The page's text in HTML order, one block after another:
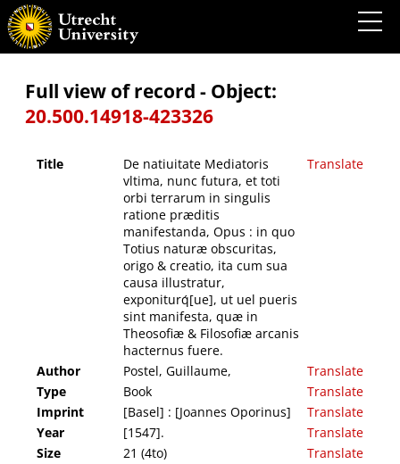
De natiuitate Mediatoris vltima, nunc futura, et toti orbi terrarum in singulis ratione
præditis manifestanda, Opus : in quo Totius naturæ obscuritas, origo & creatio, ita cum
sua causa illustratur, exponiturq́[ue], ut uel pueris sint manifesta, quæ in Theosofiæ &
Filosofiæ arcanis hacternus fuere.
Full view of record - Object:
20.500.14918-423326
Title
De natiuitate Mediatoris
vltima, nunc futura, et toti
orbi terrarum in singulis
ratione præditis
manifestanda, Opus : in quo
Totius naturæ obscuritas,
origo & creatio, ita cum sua
causa illustratur,
exponiturq́[ue], ut uel pueris
sint manifesta, quæ in
Theosofiæ & Filosofiæ arcanis
hacternus fuere.
Translate
Author Postel, Guillaume,
Translate
Type
Book
Translate
Imprint
[Basel] : [Joannes Oporinus]
Translate
Year
[1547].
Translate
Size
21 (4to)
Translate